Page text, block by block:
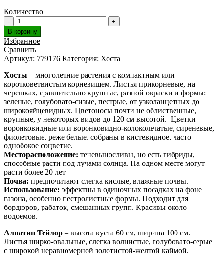
Количество
В корзину
Избранное
Сравнить
Артикул: 779176 Категория: Хоста
Хосты – многолетние растения с компактным или
коротковетвистым корневищем. Листья прикорневые, на
черешках, сравнительно крупные, разной окраски и формы:
зеленые, голубовато-сизые, пестрые, от узколанцетных до
широкояйцевидных. Цветоносы почти не облиственные,
крупные, у некоторых видов до 120 см высотой. Цветки
воронковидные или воронковидно-колокольчатые, сиреневые,
фиолетовые, реже белые, собраны в кистевидное, часто
однобокое соцветие.
Месторасположение: теневыносливы, но есть гибриды,
способные расти под лучами солнца. На одном месте могут
расти более 20 лет.
Почва: предпочитают слегка кислые, влажные почвы.
Использование: эффектны в одиночных посадках на фоне
газона, особенно пестролистные формы. Подходит для
бордюров, рабаток, смешанных групп. Красивы около
водоемов.
Алватин Тейлор – высота куста 60 см, ширина 100 см.
Листья ширко-овальные, слегка волнистые, голубовато-серые
с широкой неравномерной золотистой-желтой каймой.